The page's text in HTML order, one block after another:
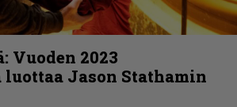
Vuoden 2023
luottaa Jason Stathamin